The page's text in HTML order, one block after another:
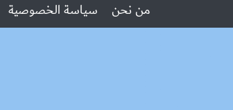
من نحن سياسة الخصوصية